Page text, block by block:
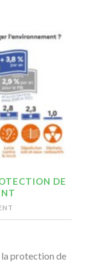
DE
la protection de